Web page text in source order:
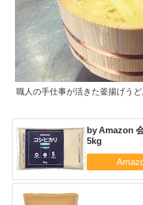
職人の手仕事が活きた釜揚げうど
by Amazon
5kg